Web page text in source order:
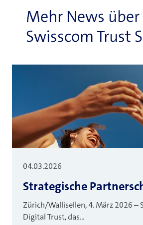
Mehr News über
Swisscom Trust
04.03.2026
Strategische
Zürich/Wallisellen, 4. März 2026 –
Digital Trust, das...